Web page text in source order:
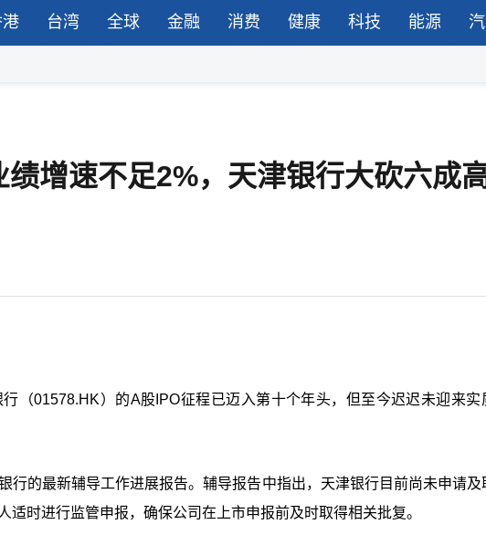
港 台湾 全球 金融 消费 健康 科技 能源
增速不足2%，天津银行大砍六成
（01578.HK）的A股IPO征程已迈入第十个年头，但至今迟迟未迎来实
行的最新辅导工作进展报告。辅导报告中指出，天津银行目前尚未申请及
适时进行监管申报，确保公司在上市申报前及时取得相关批复。